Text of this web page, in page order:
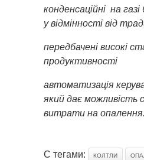
конденсаційні на газі
у відмінності від
передбачені високі
продуктивності
автоматизація
який дає можливість
витрати на опалення.
С тегами: КОЛТЛИ